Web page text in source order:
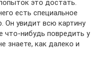
это достать.
есть специальное
Он увидит всю картину
нибудь повредить у
знаете, как далеко и